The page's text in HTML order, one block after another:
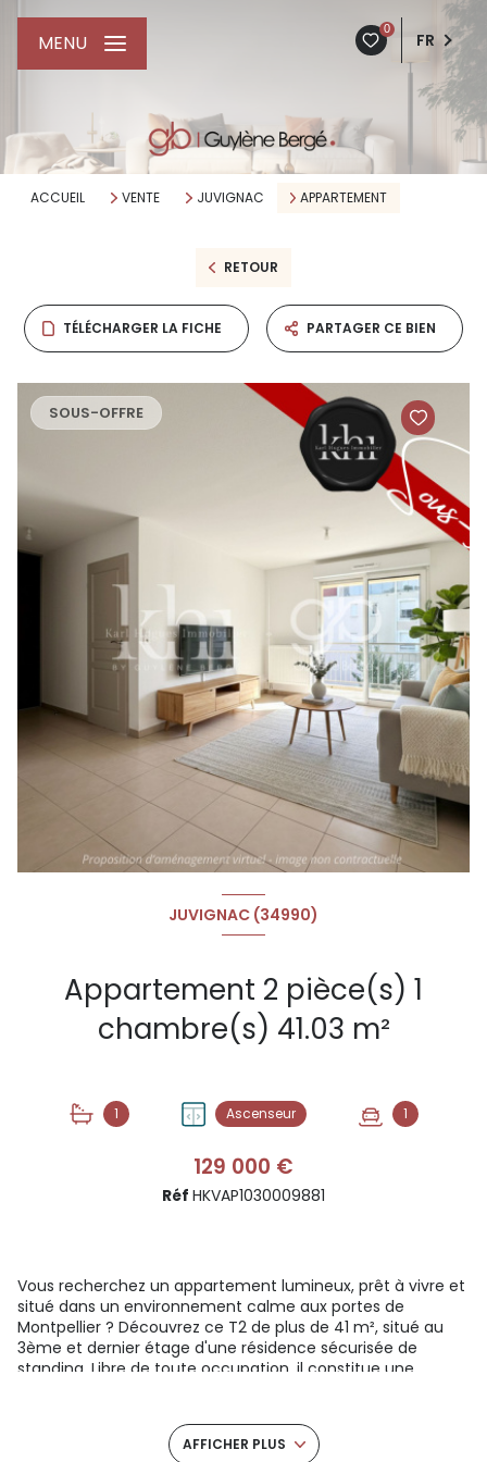
0
FR
MENU
ACCUEIL VENTE JUVIGNAC APPARTEMENT
RETOUR
TÉLÉCHARGER LA FICHE PARTAGER CE BIEN
SOUS-OFFRE
JUVIGNAC (34990)
Appartement 2 pièce(s) 1
chambre(s) 41.03 m²
1 Ascenseur 1
129 000 €
Réf HKVAP1030009881
Vous recherchez un appartement lumineux, prêt à vivre et
situé dans un environnement calme aux portes de
Montpellier ? Découvrez ce T2 de plus de 41 m², situé au
3ème et dernier étage d'une résidence sécurisée de
standing. Libre de toute occupation, il constitue une
UN APPARTEMENT LUMINEUX ET FONCTIONNEL
Situé à l'angle nord de l'immeuble, ce logement bénéficie
AFFICHER PLUS